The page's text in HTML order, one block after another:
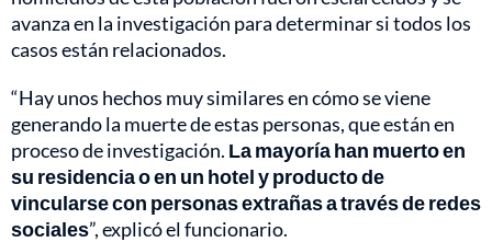
avanza en la investigación para determinar si todos los
casos están relacionados.
“Hay unos hechos muy similares en cómo se viene
generando la muerte de estas personas, que están en
proceso de investigación. La mayoría han muerto en
su residencia o en un hotel y producto de
vincularse con personas extrañas a través de redes
sociales”, explicó el funcionario.